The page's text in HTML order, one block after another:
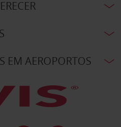
EM AEROPORTOS